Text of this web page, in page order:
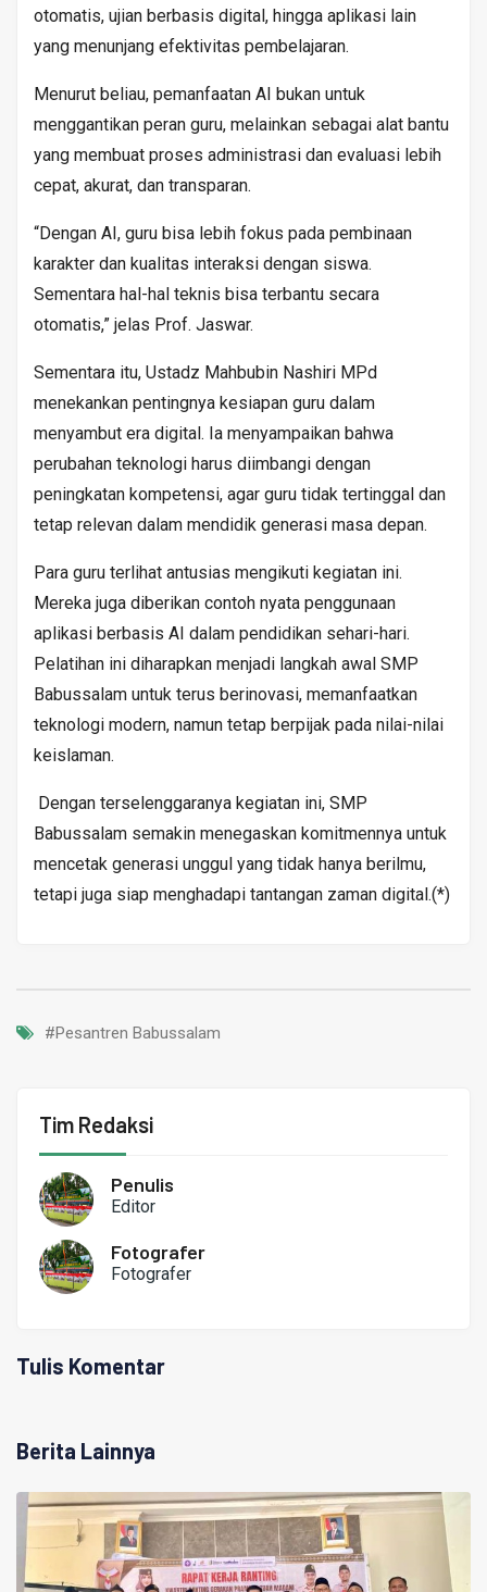
otomatis, ujian berbasis digital, hingga aplikasi lain
yang menunjang efektivitas pembelajaran.
Menurut beliau, pemanfaatan AI bukan untuk
menggantikan peran guru, melainkan sebagai alat bantu
yang membuat proses administrasi dan evaluasi lebih
cepat, akurat, dan transparan.
“Dengan AI, guru bisa lebih fokus pada pembinaan
karakter dan kualitas interaksi dengan siswa.
Sementara hal-hal teknis bisa terbantu secara
otomatis,” jelas Prof. Jaswar.
Sementara itu, Ustadz Mahbubin Nashiri MPd
menekankan pentingnya kesiapan guru dalam
menyambut era digital. Ia menyampaikan bahwa
perubahan teknologi harus diimbangi dengan
peningkatan kompetensi, agar guru tidak tertinggal dan
tetap relevan dalam mendidik generasi masa depan.
Para guru terlihat antusias mengikuti kegiatan ini.
Mereka juga diberikan contoh nyata penggunaan
aplikasi berbasis AI dalam pendidikan sehari-hari.
Pelatihan ini diharapkan menjadi langkah awal SMP
Babussalam untuk terus berinovasi, memanfaatkan
teknologi modern, namun tetap berpijak pada nilai-nilai
keislaman.
Dengan terselenggaranya kegiatan ini, SMP
Babussalam semakin menegaskan komitmennya untuk
mencetak generasi unggul yang tidak hanya berilmu,
tetapi juga siap menghadapi tantangan zaman digital.(*)
#Pesantren Babussalam
Tim Redaksi
Penulis
Editor
Fotografer
Fotografer
Tulis Komentar
Berita Lainnya